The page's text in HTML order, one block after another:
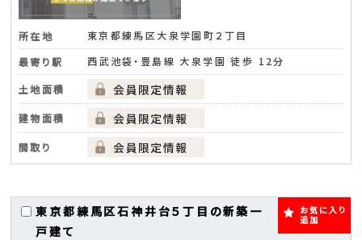
所在地
東京都練馬区大泉学園町２丁目
最寄り駅
西武池袋・豊島線 大泉学園 徒歩 12分
土地面積
建物面積
間取り
東京都練馬区石神井台５丁目の新築一
戸建て
お気に入り
追加